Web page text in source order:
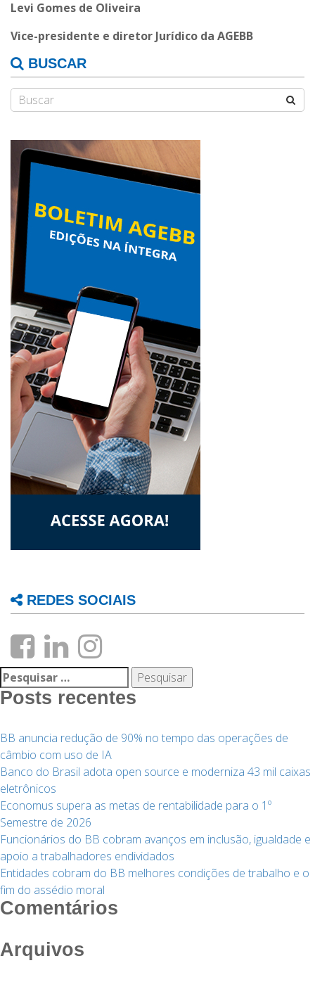
Levi Gomes de Oliveira
Vice-presidente e diretor Jurídico da AGEBB
BUSCAR
REDES SOCIAIS
Pesquisar
por:
Posts recentes
BB anuncia redução de 90% no tempo das operações de
câmbio com uso de IA
Banco do Brasil adota open source e moderniza 43 mil caixas
eletrônicos
Economus supera as metas de rentabilidade para o 1º
Semestre de 2026
Funcionários do BB cobram avanços em inclusão, igualdade e
apoio a trabalhadores endividados
Entidades cobram do BB melhores condições de trabalho e o
fim do assédio moral
Comentários
Arquivos